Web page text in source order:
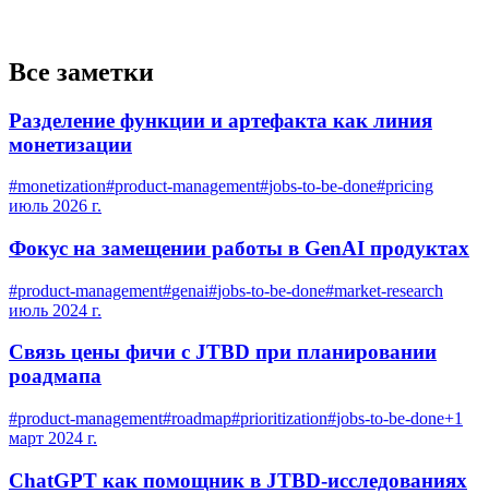
Все заметки
Разделение функции и артефакта как линия
монетизации
#monetization#product-management#jobs-to-be-done#pricing
июль 2026 г.
Фокус на замещении работы в GenAI продуктах
#product-management#genai#jobs-to-be-done#market-research
июль 2024 г.
Связь цены фичи с JTBD при планировании
роадмапа
#product-management#roadmap#prioritization#jobs-to-be-done+1
март 2024 г.
ChatGPT как помощник в JTBD-исследованиях